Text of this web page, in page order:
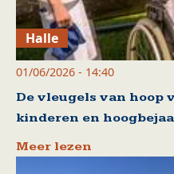
Halle
01/06/2026 - 14:40
De vleugels van hoop
kinderen en
Meer lezen